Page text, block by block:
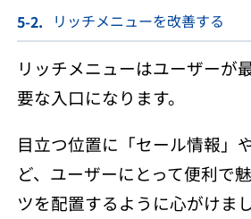
リッチメニューを改善する
リッチメニューはユーザーが
要な入口になります。
目立つ位置に「セール情報」
ど、ユーザーにとって便利で
ツを配置するように心がけまし